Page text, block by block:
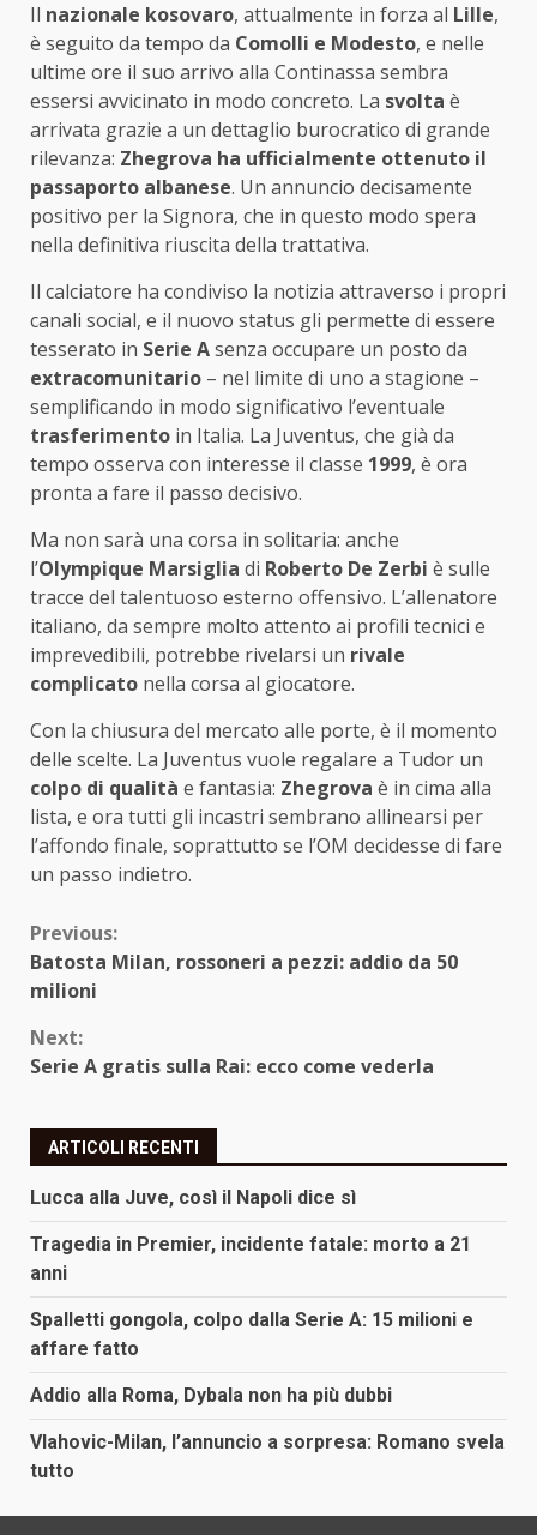
Il nazionale kosovaro, attualmente in forza al Lille,
è seguito da tempo da Comolli e Modesto, e nelle
ultime ore il suo arrivo alla Continassa sembra
essersi avvicinato in modo concreto. La svolta è
arrivata grazie a un dettaglio burocratico di grande
rilevanza: Zhegrova ha ufficialmente ottenuto il
passaporto albanese. Un annuncio decisamente
positivo per la Signora, che in questo modo spera
nella definitiva riuscita della trattativa.
Il calciatore ha condiviso la notizia attraverso i propri
canali social, e il nuovo status gli permette di essere
tesserato in Serie Asenza occupare un posto da
extracomunitario – nel limite di uno a stagione –
semplificando in modo significativo l’eventuale
trasferimento in Italia. La Juventus, che già da
tempo osserva con interesse il classe 1999, è ora
pronta a fare il passo decisivo.
Ma non sarà una corsa in solitaria: anche
l’Olympique Marsiglia di Roberto De Zerbi è sulle
tracce del talentuoso esterno offensivo. L’allenatore
italiano, da sempre molto attento ai profili tecnici e
imprevedibili, potrebbe rivelarsi un rivale
complicato nella corsa al giocatore.
Con la chiusura del mercato alle porte, è il momento
delle scelte. La Juventus vuole regalare a Tudor un
colpo di qualità e fantasia: Zhegrova è in cima alla
lista, e ora tutti gli incastri sembrano allinearsi per
l’affondo finale, soprattutto se l’OM decidesse di fare
un passo indietro.
Continue
Reading
Previous:
Batosta Milan, rossoneri a pezzi: addio da 50
milioni
Next:
Serie A gratis sulla Rai: ecco come vederla
ARTICOLI RECENTI
Lucca alla Juve, così il Napoli dice sì
Tragedia in Premier, incidente fatale: morto a 21
anni
Spalletti gongola, colpo dalla Serie A: 15 milioni e
affare fatto
Addio alla Roma, Dybala non ha più dubbi
Vlahovic-Milan, l’annuncio a sorpresa: Romano svela
tutto